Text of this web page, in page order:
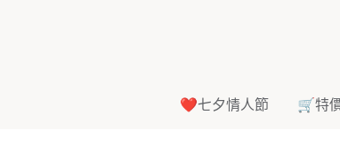
❤️七夕情人節 🛒特